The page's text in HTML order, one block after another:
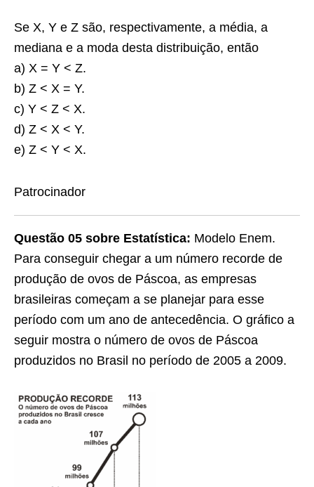
Se X, Y e Z são, respectivamente, a média, a
mediana e a moda desta distribuição, então
a) X = Y < Z.
b) Z < X = Y.
c) Y < Z < X.
d) Z < X < Y.
e) Z < Y < X.
Patrocinador
Questão 05 sobre Estatística: Modelo Enem.
Para conseguir chegar a um número recorde de
produção de ovos de Páscoa, as empresas
brasileiras começam a se planejar para esse
período com um ano de antecedência. O gráfico a
seguir mostra o número de ovos de Páscoa
produzidos no Brasil no período de 2005 a 2009.